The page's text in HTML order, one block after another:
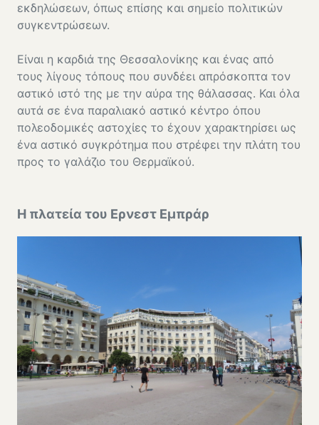
εκδηλώσεων, όπως επίσης και σημείο πολιτικών
συγκεντρώσεων.
Είναι η καρδιά της Θεσσαλονίκης και ένας από
τους λίγους τόπους που συνδέει απρόσκοπτα τον
αστικό ιστό της με την αύρα της θάλασσας. Και όλα
αυτά σε ένα παραλιακό αστικό κέντρο όπου
πολεοδομικές αστοχίες το έχουν χαρακτηρίσει ως
ένα αστικό συγκρότημα που στρέφει την πλάτη του
προς το γαλάζιο του Θερμαϊκού.
Η πλατεία του Ερνεστ Εμπράρ